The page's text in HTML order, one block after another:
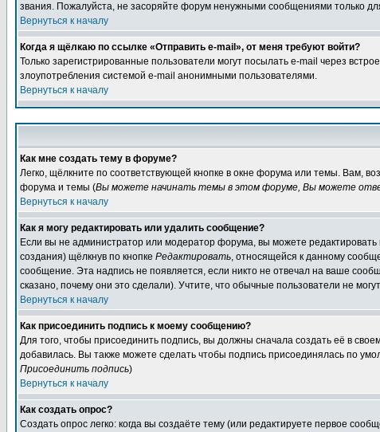
звания. Пожалуйста, не засоряйте форум ненужными сообщениями только
Вернуться к началу
Когда я щёлкаю по ссылке «Отправить e-mail», от меня требуют войти?
Только зарегистрированные пользователи могут посылать e-mail через
злоупотребления системой e-mail анонимными пользователями.
Вернуться к началу
Как мне создать тему в форуме?
Легко, щёлкните по соответствующей кнопке в окне форума или темы. Вам,
форума и темы (Вы можете начинать темы в этом форуме, Вы можете
Вернуться к началу
Как я могу редактировать или удалить сообщение?
Если вы не администратор или модератор форума, вы можете
создания) щёлкнув по кнопке Редактировать, относящейся к данному
сообщение. Эта надпись не появляется, если никто не отвечал на ваше
сказано, почему они это сделали). Учтите, что обычные пользователи не
Вернуться к началу
Как присоединить подпись к моему сообщению?
Для того, чтобы присоединить подпись, вы должны сначала создать её в
добавилась. Вы также можете сделать чтобы подпись присоединялась по
Присоединить подпись)
Вернуться к началу
Как создать опрос?
Создать опрос легко: когда вы создаёте тему (или редактируете первое